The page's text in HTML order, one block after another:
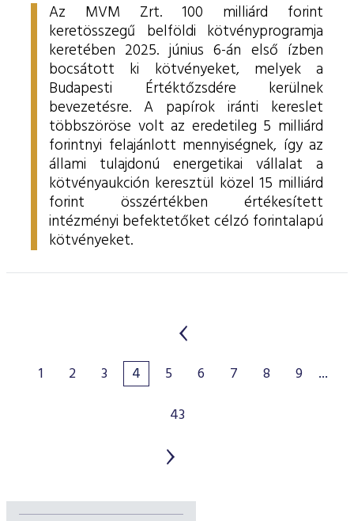
Az MVM Zrt. 100 milliárd forint
keretösszegű belföldi kötvényprogramja
keretében 2025. június 6-án első ízben
bocsátott ki kötvényeket, melyek a
Budapesti Értéktőzsdére kerülnek
bevezetésre. A papírok iránti kereslet
többszöröse volt az eredetileg 5 milliárd
forintnyi felajánlott mennyiségnek, így az
állami tulajdonú energetikai vállalat a
kötvényaukción keresztül közel 15 milliárd
forint összértékben értékesített
intézményi befektetőket célzó forintalapú
kötvényeket.
1 2 3 4 5 6 7 8 9
...
43